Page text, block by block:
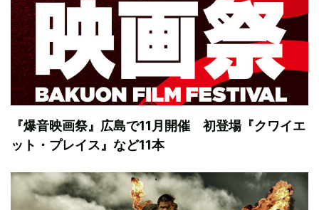
『爆音映画祭』広島で11月開催 初登場『クワイエ
ット・プレイス』など11本